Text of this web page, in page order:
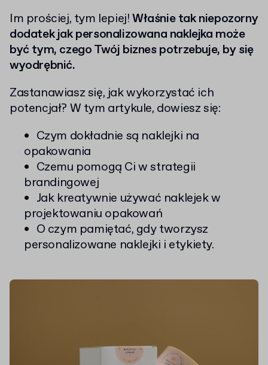
Im prościej, tym lepiej!Właśnie tak niepozorny
dodatek jak personalizowana naklejka może
być tym, czego Twój biznes potrzebuje, by się
wyodrębnić.
Zastanawiasz się, jak wykorzystać ich
potencjał? W tym artykule, dowiesz się:
Czym dokładnie są naklejki na
opakowania
Czemu pomogą Ci w strategii
brandingowej
Jak kreatywnie używać naklejek w
projektowaniu opakowań
O czym pamiętać, gdy tworzysz
personalizowane naklejki i etykiety.